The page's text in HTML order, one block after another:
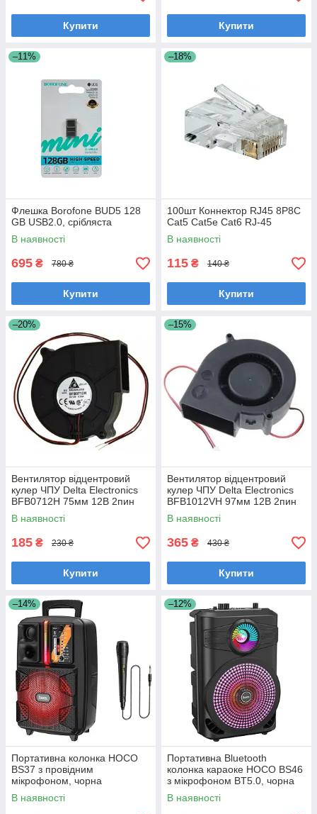
Купити Купити
–11%
Флешка Borofone BUD5 128
GB USB2.0, срібляста
В наявності
695 ₴ 780 ₴
Купити
–18%
100шт Коннектор RJ45 8P8C
Cat5 Cat5e Cat6 RJ-45
В наявності
115 ₴ 140 ₴
Купити
–20%
Вентилятор відцентровий
кулер ЧПУ Delta Electronics
BFB0712H 75мм 12В 2пин
В наявності
185 ₴ 230 ₴
Купити
–15%
Вентилятор відцентровий
кулер ЧПУ Delta Electronics
BFB1012VH 97мм 12В 2пин
В наявності
365 ₴ 430 ₴
Купити
–14%
Портативна колонка HOCO
BS37 з провідним
мікрофоном, чорна
В наявності
–12%
Портативна Bluetooth
колонка караоке HOCO BS46
з мікрофоном BT5.0, чорна
В наявності